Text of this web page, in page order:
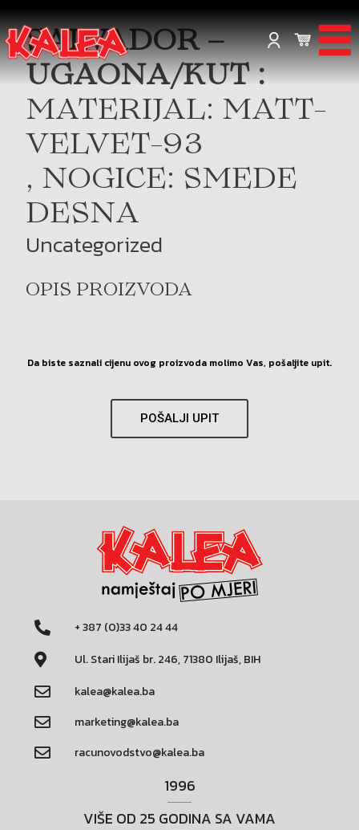
SALVADOR –
UGAONA/KUT :
MATERIJAL: MATT-
VELVET-93
, NOGICE: SMEDE
DESNA
Uncategorized
OPIS PROIZVODA
Da biste saznali cijenu ovog proizvoda molimo Vas, pošaljite upit.
POŠALJI UPIT
+ 387 (0)33 40 24 44
Ul. Stari Ilijaš br. 246, 71380 Ilijaš, BIH
kalea@kalea.ba
marketing@kalea.ba
racunovodstvo@kalea.ba
1996
VIŠE OD 25 GODINA SA VAMA